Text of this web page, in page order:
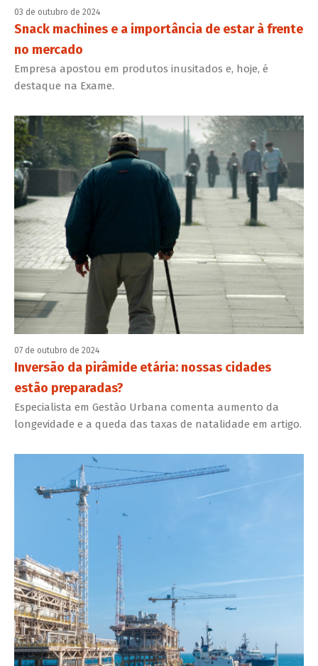
03 de outubro de 2024
Snack machines e a importância de estar à frente
no mercado
Empresa apostou em produtos inusitados e, hoje, é
destaque na Exame.
07 de outubro de 2024
Inversão da pirâmide etária: nossas cidades
estão preparadas?
Especialista em Gestão Urbana comenta aumento da
longevidade e a queda das taxas de natalidade em artigo.